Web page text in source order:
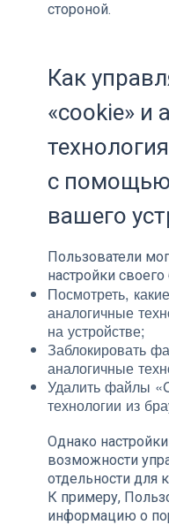
стороной.
Как
«cookie» и
с помощью
вашего
Пользователи
настройки
Посмотреть,
аналогичные
на устройстве;
Заблокировать
аналогичные
Удалить файлы
технологии из
Однако
возможности
отдельности для
К примеру,
информацию о